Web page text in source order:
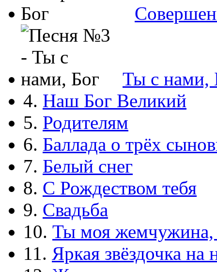
Ты с нами,
4. Наш Бог Великий
5. Родителям
6. Баллада о трёх
7. Белый снег
8. С Рождеством тебя
9. Свадьба
10. Ты моя жемчужина,
11. Яркая звёздочка на